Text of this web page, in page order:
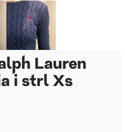
Lauren
i strl Xs